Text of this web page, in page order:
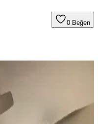
0 Beğen
Renk Uyumu ve
Yöntemleri
uyumsuzluğu görsel rekabete
yerleşimi ile renkler
sağlanır.